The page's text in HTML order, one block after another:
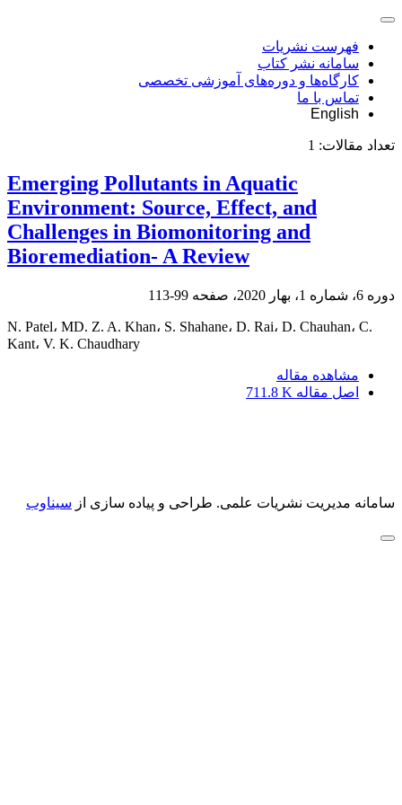
فهرست نشریات
سامانه نشر کتاب
کارگاه‌ها و دوره‌های آموزشی تخصصی
تماس با ما
English
تعداد مقالات: 1
Emerging Pollutants in Aquatic
Environment: Source, Effect, and
Challenges in Biomonitoring and
Bioremediation- A Review
دوره 6، شماره 1، بهار 2020، صفحه 99-113
N. Patel، MD. Z. A. Khan، S. Shahane، D. Rai، D. Chauhan، C.
Kant، V. K. Chaudhary
مشاهده مقاله
اصل مقاله 711.8 K
سامانه مدیریت نشریات علمی. طراحی و پیاده سازی از سیناوب